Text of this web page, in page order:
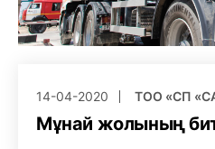
14-04-2020 ТОО «СП
Мұнай жолының